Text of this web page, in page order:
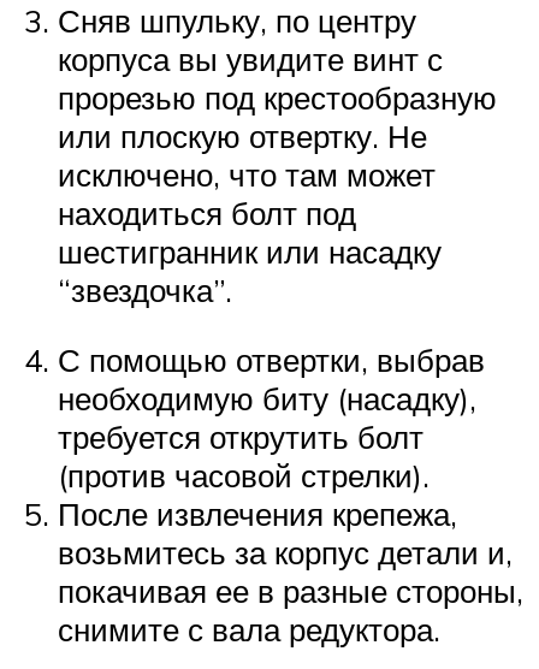
Сняв шпульку, по центру
корпуса вы увидите винт с
прорезью под крестообразную
или плоскую отвертку. Не
исключено, что там может
находиться болт под
шестигранник или насадку
“звездочка”.
С помощью отвертки, выбрав
необходимую биту (насадку),
требуется открутить болт
(против часовой стрелки).
После извлечения крепежа,
возьмитесь за корпус детали и,
покачивая ее в разные стороны,
снимите с вала редуктора.